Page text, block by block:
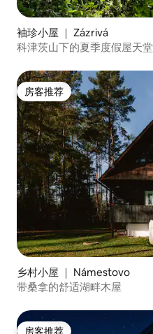
袖珍小屋 ｜ Zázrivá
科津茨山下的夏季度假屋天堂
房客推荐
房客推荐
乡村小屋 ｜ Námestovo
带桑拿的舒适湖畔木屋
房客推荐